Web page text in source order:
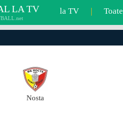
LA TV la TV | Toate
Nosta